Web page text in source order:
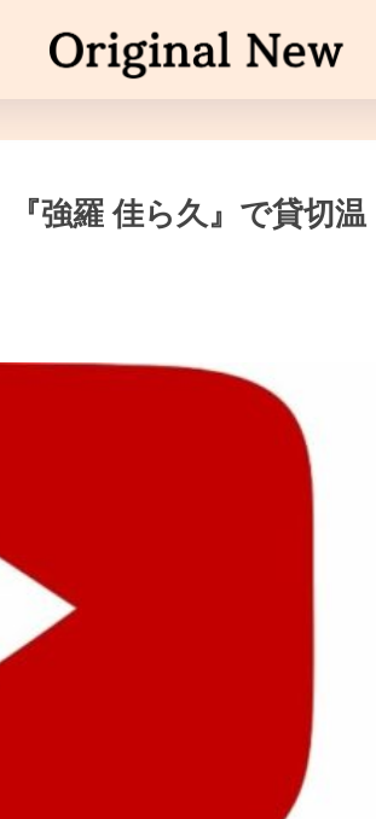
強羅 佳ら久』で貸切温